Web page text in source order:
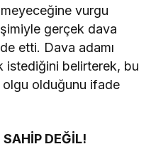
vurgu
gerçek dava
etti. Dava adamı
istediğini belirterek, bu
olduğunu ifade
DEĞİL!